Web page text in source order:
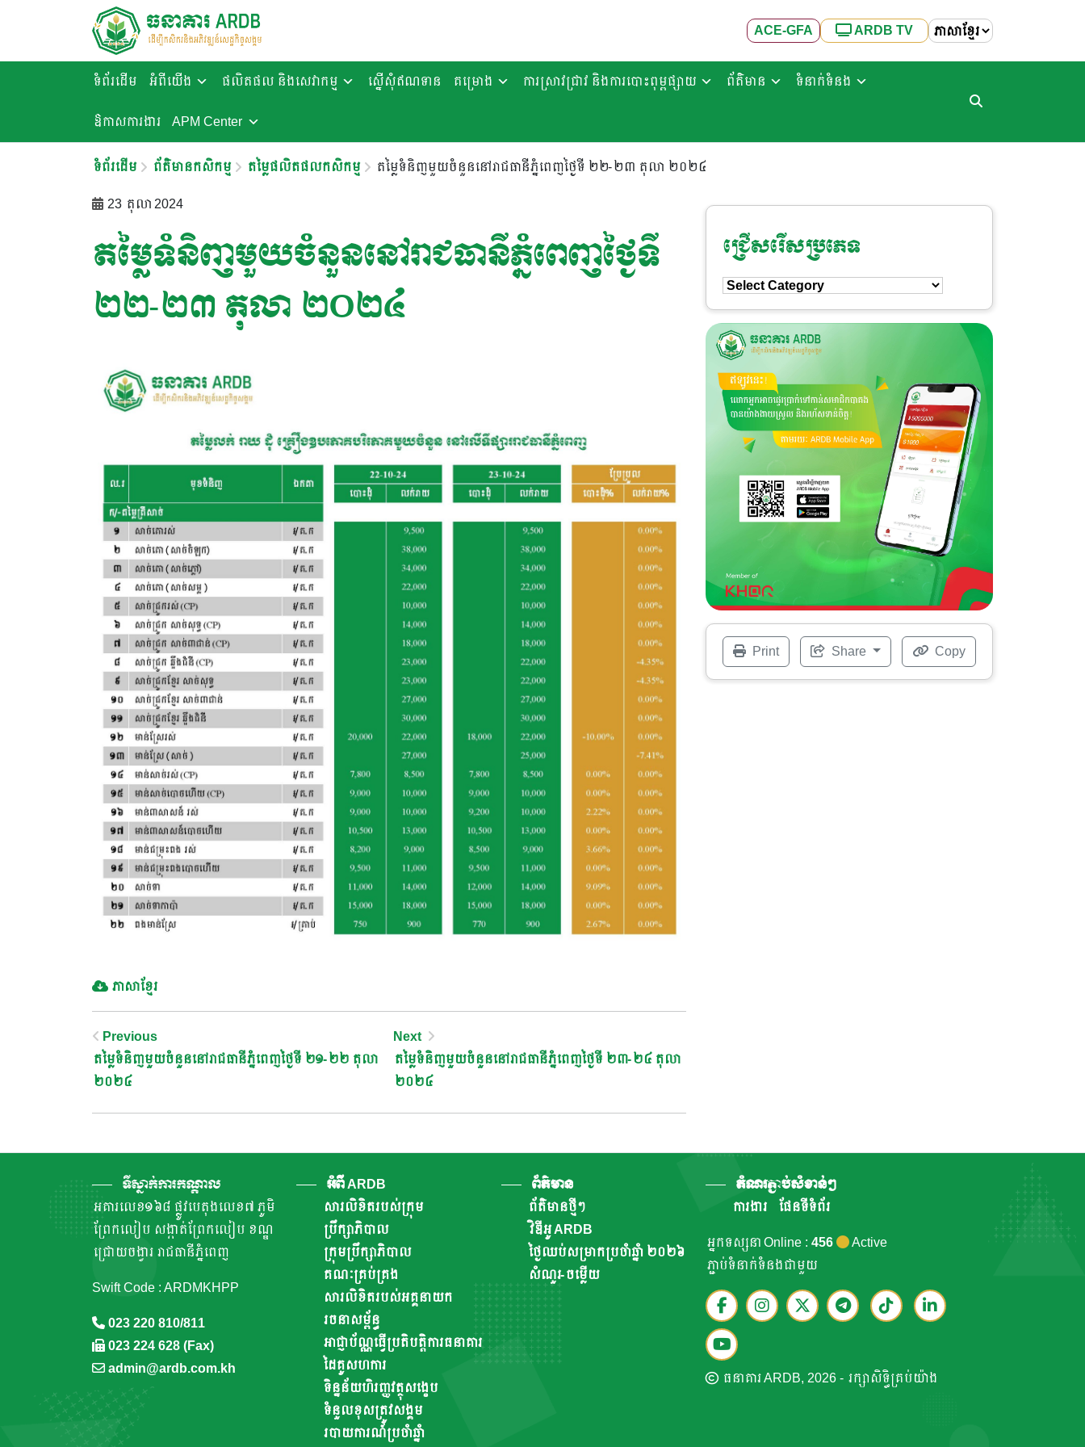
ACE-GFA ARDB TV
ទំព័រដើម អំពីយើង ផលិតផល និងសេវាកម្ម ស្នើសុំឥណទាន គម្រោង ការស្រាវជ្រាវ និងការបោះពុម្ពផ្សាយ ព័ត៌មាន ទំនាក់ទំនង
ឱកាសការងារ​ APM Center
ទំព័រដើម ព័ត៌មានកសិកម្ម តម្លៃផលិតផលកសិកម្ម តម្លៃទំនិញមួយចំនួននៅរាជធានីភ្នំពេញថ្ងៃទី ២២-២៣ តុលា ២០២៤
23 តុលា 2024
តម្លៃទំនិញមួយចំនួននៅរាជធានីភ្នំពេញថ្ងៃទី
២២-២៣ តុលា ២០២៤
ភាសាខ្មែរ
Post
Navigation
Previous
តម្លៃទំនិញមួយចំនួននៅរាជធានីភ្នំពេញថ្ងៃទី ២១-២២ តុលា
២០២៤
Next
តម្លៃទំនិញមួយចំនួននៅរាជធានីភ្នំពេញថ្ងៃទី ២៣-២៤ តុលា
២០២៤
ជ្រើសរើសប្រភេទ
ជ្រើសរើស
ប្រភេទ
Print Share Copy
ទីស្នាក់ការកណ្តាល
អគារលេខ១៦៨ ផ្លូវបេតុងលេខ៧ ភូមិ
ព្រែកលៀប សង្កាត់ព្រែកលៀប ខណ្ឌ
ជ្រោយចង្វារ រាជធានីភ្នំពេញ
Swift Code : ARDMKHPP
023 220 810/811
023 224 628 (Fax)
admin@ardb.com.kh
អំពី ARDB
សារលិខិតរបស់ក្រុម
ប្រឹក្សាភិបាល
ក្រុមប្រឹក្សាភិបាល
គណៈគ្រប់គ្រង
សារលិខិតរបស់អគ្គនាយក
រចនាសម្ព័ន្ធ
អាជ្ញាប័ណ្ណធ្វើប្រតិបត្តិការធនាគារ
ដៃគូសហការ
ទិន្នន័យហិរញ្ញវត្ថុសង្ខេប
ទំនួលខុសត្រូវសង្គម
របាយការណ៍​ប្រចាំ​ឆ្នាំ
ព័ត៌មាន
ព័ត៌មានថ្មីៗ
វិឌីអូ ARDB
ថ្ងៃឈប់សម្រាកប្រចាំឆ្នាំ ២០២៦
សំណួរ-ចម្លើយ
តំណរភ្ជាប់សំខាន់ៗ
ការងារ
ផែនទីទំព័រ
អ្នកទស្សនា Online : 456
Active
ភ្ជាប់ទំនាក់ទំនងជាមួយ
ធនាគារ ARDB, 2026 - រក្សាសិទ្ធិគ្រប់យ៉ាង